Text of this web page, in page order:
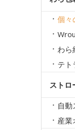
個々
わら
ストロ
自
産業